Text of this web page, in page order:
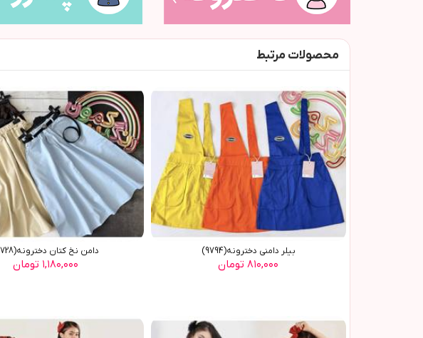
محصولات مرتبط
بیلر دامنی دخترونه(9794)
۸۱۰,۰۰۰ تومان
دامن نخ کتان دخترونه(9728)
۱,۱۸۰,۰۰۰ تومان